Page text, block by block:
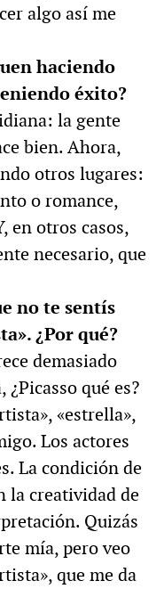
algo así me
haciendo
éxito?
la gente
bien. Ahora,
otros lugares:
o romance,
en otros casos,
necesario, que
no te sentís
¿Por qué?
demasiado
qué es?
«estrella»,
Los actores
La condición de
la creatividad de
Quizás
mía, pero veo
que me da